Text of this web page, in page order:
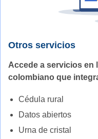
Otros servicios
Accede a servicios en
colombiano que
Cédula rural
Datos abiertos
Urna de cristal